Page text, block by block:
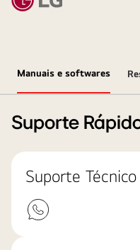
Manuais e softwares
Suporte
Suporte Técnico